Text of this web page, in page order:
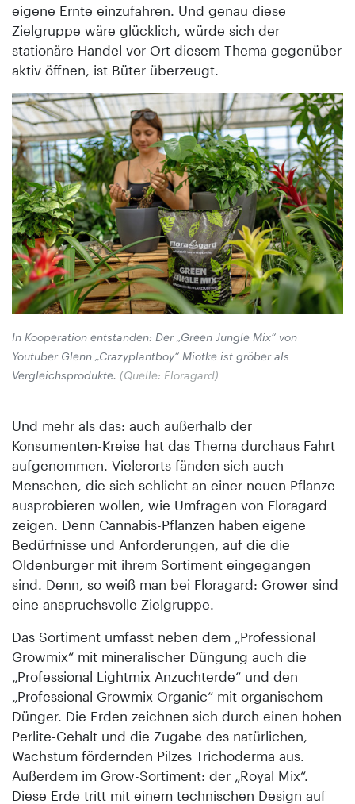
eigene Ernte einzufahren. Und genau diese
Zielgruppe wäre glücklich, würde sich der
stationäre Handel vor Ort diesem Thema gegenüber
aktiv öffnen, ist Büter überzeugt.
In Kooperation entstanden: Der „Green Jungle Mix“ von
Youtuber Glenn „Crazyplantboy“ Miotke ist gröber als
Vergleichsprodukte. (Quelle: Floragard)
Und mehr als das: auch außerhalb der
Konsumenten-Kreise hat das Thema durchaus Fahrt
aufgenommen. Vielerorts fänden sich auch
Menschen, die sich schlicht an einer neuen Pflanze
ausprobieren wollen, wie Umfragen von Floragard
zeigen. Denn Cannabis-Pflanzen haben eigene
Bedürfnisse und Anforderungen, auf die die
Oldenburger mit ihrem Sortiment eingegangen
sind. Denn, so weiß man bei Floragard: Grower sind
eine anspruchsvolle Zielgruppe.
Das Sortiment umfasst neben dem „Professional
Growmix“ mit mineralischer Düngung auch die
„Professional Lightmix Anzuchterde“ und den
„Professional Growmix Organic“ mit organischem
Dünger. Die Erden zeichnen sich durch einen hohen
Perlite-Gehalt und die Zugabe des natürlichen,
Wachstum fördernden Pilzes Trichoderma aus.
Außerdem im Grow-Sortiment: der „Royal Mix“.
Diese Erde tritt mit einem technischen Design auf